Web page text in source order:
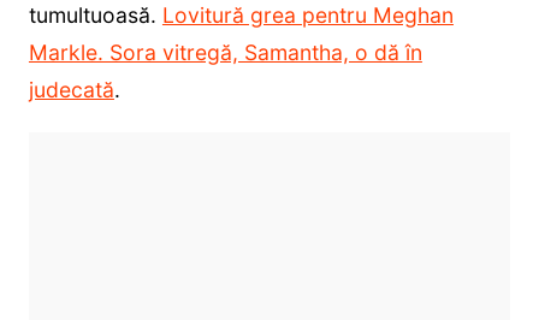
tumultuoasă. Lovitură grea pentru Meghan
Markle. Sora vitregă, Samantha, o dă în
judecată.